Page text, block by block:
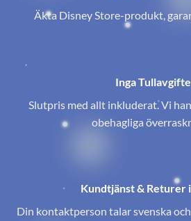
Äkta Disney Store-produkt,
Inga
Slutpris med allt inkluderat. Vi
obehagliga
Kundtjänst & Returer
Din kontaktperson talar svenska